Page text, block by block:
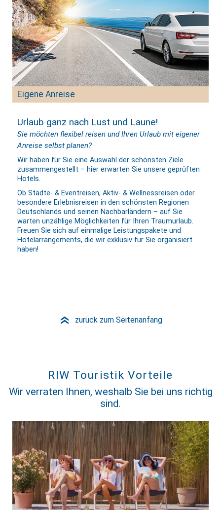
Eigene Anreise
Urlaub ganz nach Lust und Laune!
Sie möchten flexibel reisen und Ihren Urlaub mit eigener
Anreise selbst planen?
Wir haben für Sie eine Auswahl der schönsten Ziele
zusammengestellt – hier erwarten Sie unsere geprüften
Hotels.
Ob Städte- & Eventreisen, Aktiv- & Wellnessreisen oder
besondere Erlebnisreisen in den schönsten Regionen
Deutschlands und seinen Nachbarländern – auf Sie
warten unzählige Möglichkeiten für Ihren Traumurlaub.
Freuen Sie sich auf einmalige Leistungspakete und
Hotelarrangements, die wir exklusiv für Sie organisiert
haben!
» zurück zum Seitenanfang
RIW Touristik Vorteile
Wir verraten Ihnen, weshalb Sie bei uns richtig
sind.